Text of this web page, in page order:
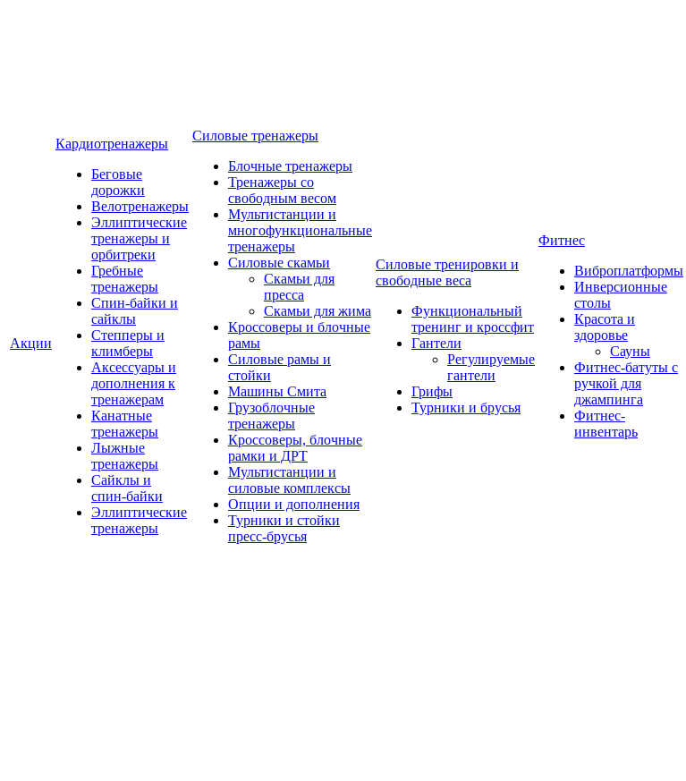
Акции
Кардиотренажеры
Беговые
дорожки
Велотренажеры
Эллиптические
тренажеры и
орбитреки
Гребные
тренажеры
Спин-байки и
сайклы
Степперы и
климберы
Аксессуары и
дополнения к
тренажерам
Канатные
тренажеры
Лыжные
тренажеры
Сайклы и
спин-байки
Эллиптические
тренажеры
Силовые тренажеры
Блочные тренажеры
Тренажеры со
свободным весом
Мультистанции и
многофункциональные
тренажеры
Силовые скамьи
Скамьи для
пресса
Скамьи для жима
Кроссоверы и блочные
рамы
Силовые рамы и
стойки
Машины Смита
Грузоблочные
тренажеры
Кроссоверы, блочные
рамки и ДРТ
Мультистанции и
силовые комплексы
Опции и дополнения
Турники и стойки
пресс-брусья
Силовые тренировки и
свободные веса
Функциональный
тренинг и кроссфит
Гантели
Регулируемые
гантели
Грифы
Турники и брусья
Фитнес
Виброплатформы
Инверсионные
столы
Красота и
здоровье
Сауны
Фитнес-батуты с
ручкой для
джампинга
Фитнес-
инвентарь